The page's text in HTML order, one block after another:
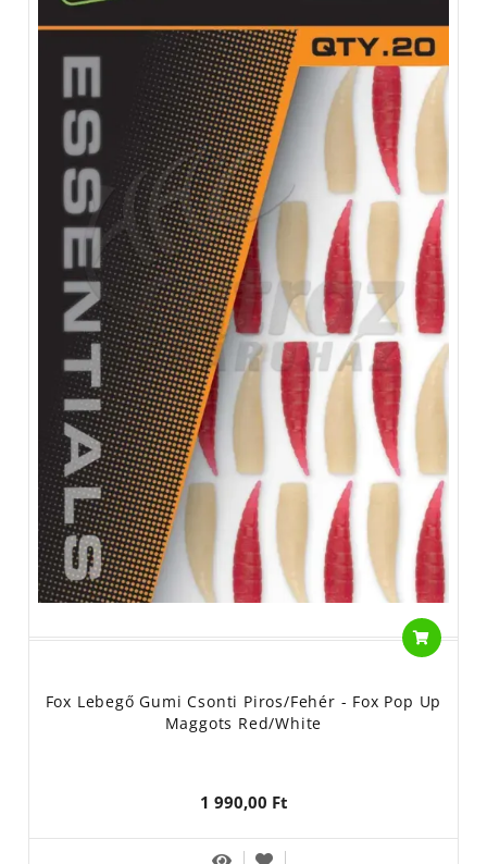
Fox Lebegő Gumi Csonti Piros/Fehér - Fox Pop Up
Maggots Red/White
1 990,00 Ft